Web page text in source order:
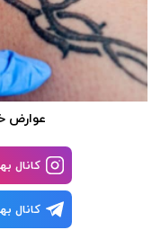
عوارض
کانال
کانال